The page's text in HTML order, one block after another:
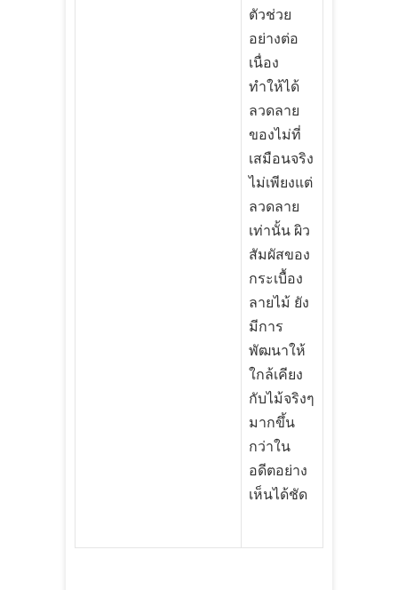
ตัวช่วย
อย่างต่อ
เนื่อง
ทำให้ได้
ลวดลาย
ของไม่ที่
เสมือนจริง
ไม่เพียงแต่
ลวดลาย
เท่านั้น ผิว
สัมผัสของ
กระเบื้อง
ลายไม้ ยัง
มีการ
พัฒนาให้
ใกล้เคียง
กับไม้จริงๆ
มากขึ้น
กว่าใน
อดีตอย่าง
เห็นได้ชัด